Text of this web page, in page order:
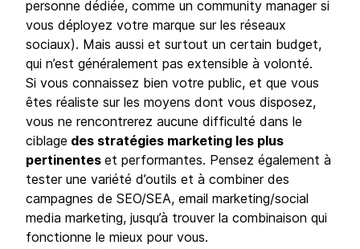
personne dédiée, comme un community manager si
vous déployez votre marque sur les réseaux
sociaux). Mais aussi et surtout un certain budget,
qui n’est généralement pas extensible à volonté.
Si vous connaissez bien votre public, et que vous
êtes réaliste sur les moyens dont vous disposez,
vous ne rencontrerez aucune difficulté dans le
ciblage des stratégies marketing les plus
pertinentes et performantes. Pensez également à
tester une variété d’outils et à combiner des
campagnes de SEO/SEA, email marketing/social
media marketing, jusqu’à trouver la combinaison qui
fonctionne le mieux pour vous.